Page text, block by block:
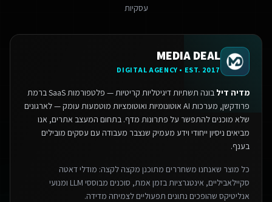
עסקיות
MEDIA DEAL
DIGITAL AGENCY • EST. 2017
מדיה דיל
בונה תשתיות דיגיטליות קריטיות — פלטפורמות SaaS ברמת
פרודקשן, מערכות AI אוטונומיות ואוטומציות מוטמעות עומק — לארגונים
שלא מוכנים להתפשר על פתרונות מדף. בתחום המעצב אתרים, אנו
מביאים ניסיון ייחודי וידע מעמיק שנצבר מעבודה עם עסקים מובילים
בענף.
כל מוצר שאנחנו משחררים מתוכנן מקצה לקצה: מודלי דאטה
סקיילאביליים, אינטגרציות בזמן אמת, סוכנים מבוססי LLM ומנועי
אנליטיקס שהופכים נתונים תפעוליים לצמיחה מדידה.